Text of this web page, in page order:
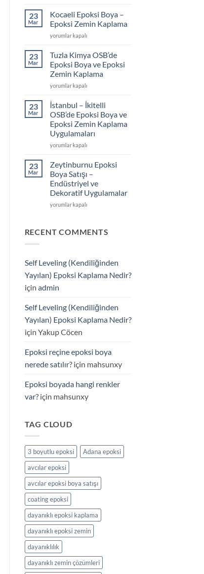
Fiyatları
için
23
Mar
Kocaeli Epoksi Boya –
Epoksi Zemin Kaplama
Kocaeli
Boya
Epoksi
Zemin
Kaplama
yorumlar kapalı
23
Mar
Tuzla Kimya OSB’de
Epoksi Boya ve Epoksi
Zemin Kaplama
Tuzla
OSB’de
Boya
ve
Epoksi
Zemin
için
yorumlar kapalı
23
Mar
İstanbul – İkitelli
OSB’de Epoksi Boya ve
Epoksi Zemin Kaplama
Uygulamaları
İstanbul
İkitelli
OSB’de
Epoksi
Boya
ve
Epoksi
Uygulamaları
yorumlar kapalı
23
Mar
Zeytinburnu Epoksi
Boya Satışı –
Endüstriyel ve
Dekoratif Uygulamalar
Zeytinburnu
Satışı
Dekoratif
Uygulamalar
için
yorumlar kapalı
RECENT COMMENTS
Self Leveling (Kendiliğinden
Yayılan) Epoksi Kaplama Nedir?
için admin
Self Leveling (Kendiliğinden
Yayılan) Epoksi Kaplama Nedir?
için Yakup Cöcen
Epoksi reçine epoksi boya
nerede satılır?için mahsunxy
Epoksi boyada hangi renkler
var?için mahsunxy
TAG CLOUD
3 boyutlu epoksi
Adana epoksi
avcılar epoksi
avcılar epoksi boya satışı
coating epoksi
dayanıklı epoksi kaplama
dayanıklı epoksi zemin
dayanıklılık
dayanıklı zemin çözümleri